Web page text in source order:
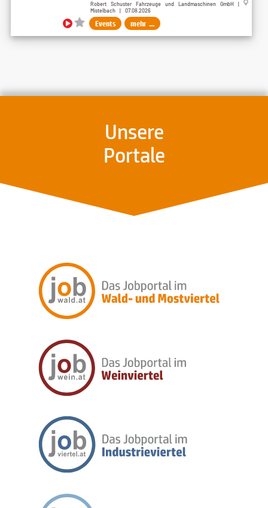
Robert Schuster Fahrzeuge und Landmaschinen GmbH |
Mistelbach | 07.08.2026
Events mehr ...
Unsere
Portale